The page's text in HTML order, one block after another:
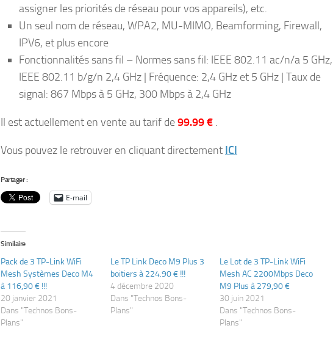
assigner les priorités de réseau pour vos appareils), etc.
Un seul nom de réseau, WPA2, MU-MIMO, Beamforming, Firewall,
IPV6, et plus encore
Fonctionnalités sans fil – Normes sans fil: IEEE 802.11 ac/n/a 5 GHz,
IEEE 802.11 b/g/n 2,4 GHz | Fréquence: 2,4 GHz et 5 GHz | Taux de
signal: 867 Mbps à 5 GHz, 300 Mbps à 2,4 GHz
Il est actuellement en vente au tarif de99.99 € .
Vous pouvez le retrouver en cliquant directement ICI
Partager :
E-mail
Similaire
Pack de 3 TP-Link WiFi
Mesh Systèmes Deco M4
à 116,90 € !!!
20 janvier 2021
Dans "Technos Bons-
Plans"
Le TP Link Deco M9 Plus 3
boitiers à 224.90 € !!!
4 décembre 2020
Dans "Technos Bons-
Plans"
Le Lot de 3 TP-Link WiFi
Mesh AC 2200Mbps Deco
M9 Plus à 279,90 €
30 juin 2021
Dans "Technos Bons-
Plans"